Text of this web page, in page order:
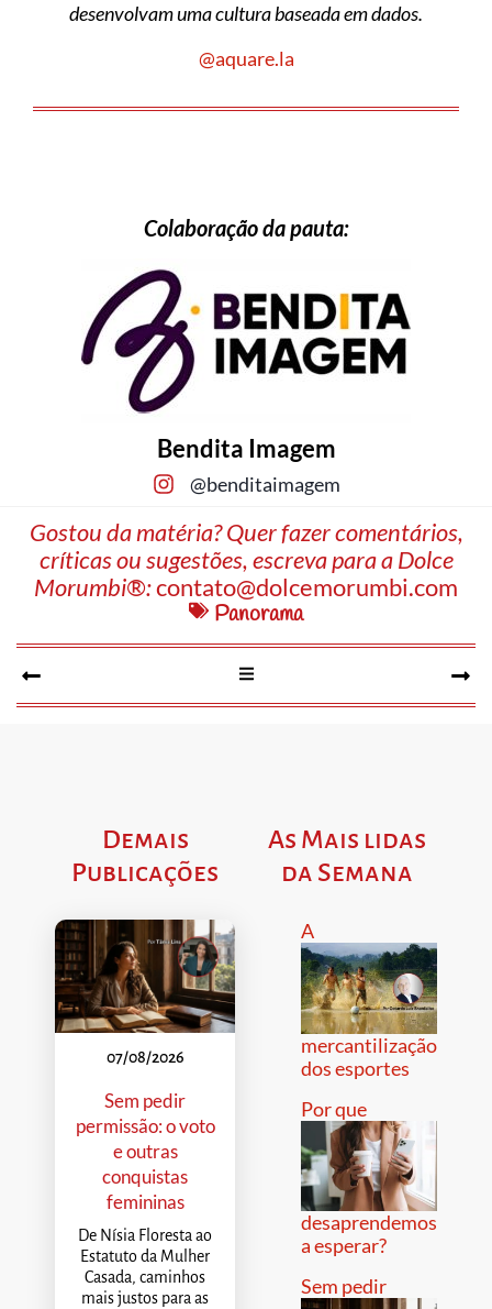
desenvolvam uma cultura baseada em dados.
@aquare.la
Colaboração da pauta:
Bendita Imagem
@benditaimagem
Gostou da matéria? Quer fazer comentários,
críticas ou sugestões, escreva para a Dolce
Morumbi®:contato@dolcemorumbi.com
Panorama
Demais
Publicações
07/08/2026
Sem pedir
permissão: o voto
e outras
conquistas
femininas
De Nísia Floresta ao
Estatuto da Mulher
Casada, caminhos
mais justos para as
As Mais lidas
da Semana
A
mercantilização
dos esportes
Por que
desaprendemos
a esperar?
Sem pedir